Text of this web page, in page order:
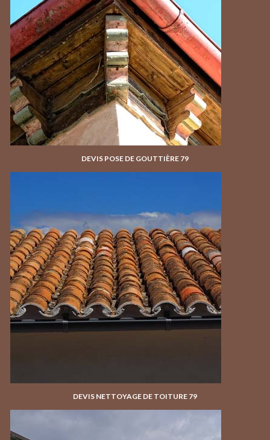
DEVIS POSE DE GOUTTIÈRE 79
DEVIS NETTOYAGE DE TOITURE 79